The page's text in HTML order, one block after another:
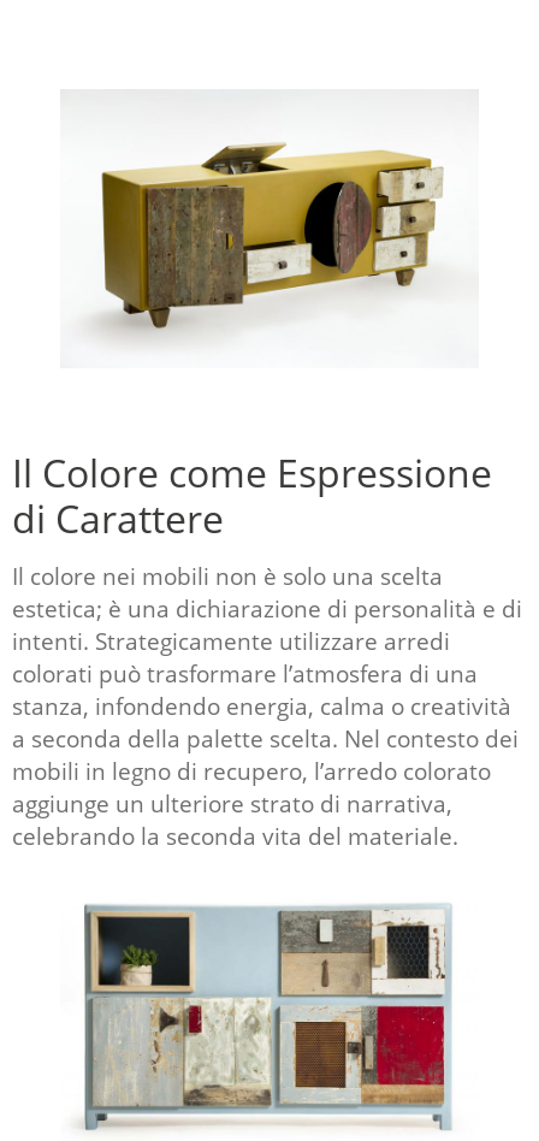
Il Colore come Espressione
di Carattere
Il colore nei mobili non è solo una scelta
estetica; è una dichiarazione di personalità e di
intenti. Strategicamente utilizzare arredi
colorati può trasformare l’atmosfera di una
stanza, infondendo energia, calma o creatività
a seconda della palette scelta. Nel contesto dei
mobili in legno di recupero, l’arredo colorato
aggiunge un ulteriore strato di narrativa,
celebrando la seconda vita del materiale.